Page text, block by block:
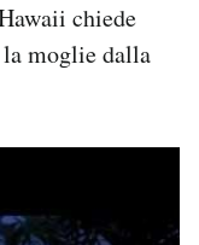
chiede
la moglie dalla